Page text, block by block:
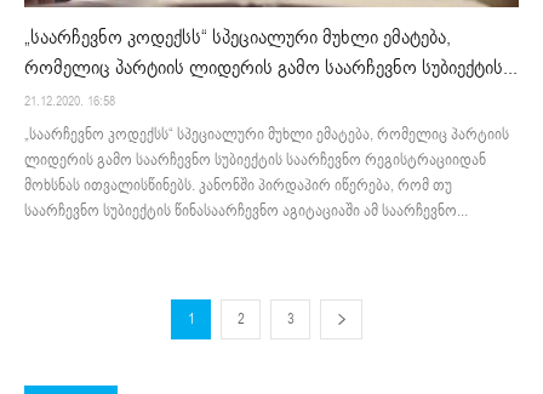
„საარჩევნო კოდექსს“ სპეციალური მუხლი ემატება,
რომელიც პარტიის ლიდერის გამო საარჩევნო სუბიექტის...
21.12.2020. 16:58
„საარჩევნო კოდექსს“ სპეციალური მუხლი ემატება, რომელიც პარტიის
ლიდერის გამო საარჩევნო სუბიექტის საარჩევნო რეგისტრაციიდან
მოხსნას ითვალისწინებს. კანონში პირდაპირ იწერება, რომ თუ
საარჩევნო სუბიექტის წინასაარჩევნო აგიტაციაში ამ საარჩევნო...
1 2 3